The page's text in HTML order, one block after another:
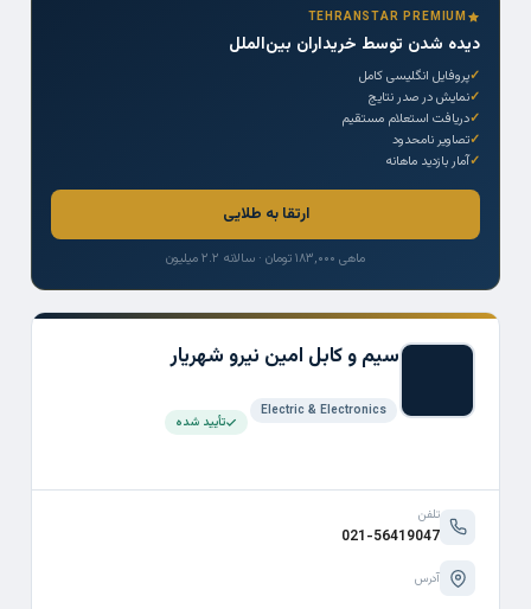
سیم و کابل امین نیرو شهریار
Electric & Electronics
تأیید شده
تلفن
021-56419047
آدرس
TEHRANSTAR PREMIUM
دیده شدن توسط خریداران بین‌الملل
پروفایل انگلیسی کامل
نمایش در صدر نتایج
دریافت استعلام مستقیم
تصاویر نامحدود
آمار بازدید ماهانه
ارتقا به طلایی
ماهی ۱۸۳,۰۰۰ تومان · سالانه ۲.۲ میلیون